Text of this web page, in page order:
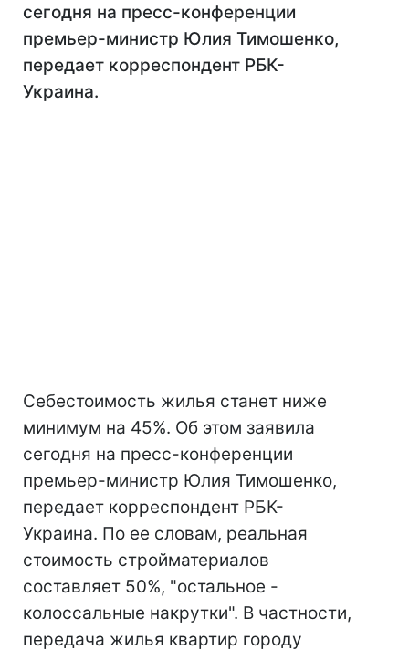
сегодня на пресс-конференции
премьер-министр Юлия Тимошенко,
передает корреспондент РБК-
Украина.
Себестоимость жилья станет ниже
минимум на 45%. Об этом заявила
сегодня на пресс-конференции
премьер-министр Юлия Тимошенко,
передает корреспондент РБК-
Украина. По ее словам, реальная
стоимость стройматериалов
составляет 50%, "остальное -
колоссальные накрутки". В частности,
передача жилья квартир городу